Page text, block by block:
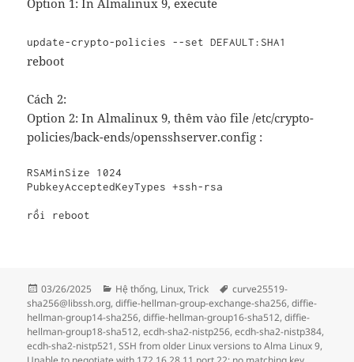
Option 1: In Almalinux 9, execute
update-crypto-policies --set DEFAULT:SHA1
reboot
Cách 2:
Option 2: In Almalinux 9, thêm vào file /etc/crypto-
policies/back-ends/opensshserver.config :
RSAMinSize 1024
PubkeyAcceptedKeyTypes +ssh-rsa
rồi reboot
Đăng
vào
ngày
03/26/2025
Danh
mục
Hệ thống, Linux,Trick Thẻ
curve25519-
sha256@libssh.org,diffie-hellman-group-exchange-sha256,diffie-
hellman-group14-sha256,diffie-hellman-group16-sha512,diffie-
hellman-group18-sha512,ecdh-sha2-nistp256,ecdh-sha2-nistp384,
ecdh-sha2-nistp521,SSH from older Linux versions to Alma Linux 9,